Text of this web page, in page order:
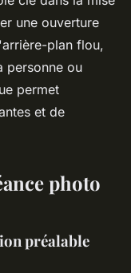
une ouverture
plan flou,
personne ou
permet
et de
photo
préalable